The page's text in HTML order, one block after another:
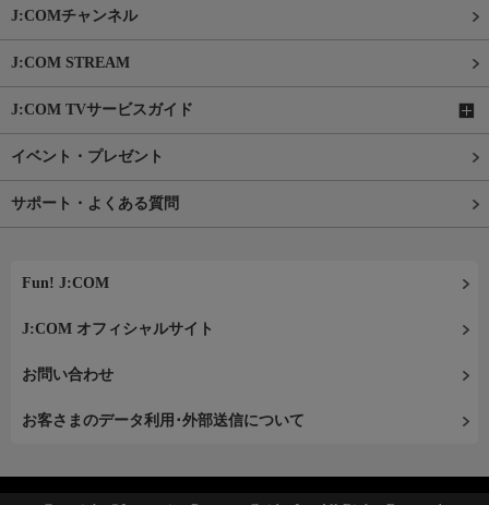
J:COMチャンネル
J:COM STREAM
J:COM TVサービスガイド
イベント・プレゼント
サポート・よくある質問
Fun! J:COM
J:COM オフィシャルサイト
お問い合わせ
お客さまのデータ利用･外部送信について